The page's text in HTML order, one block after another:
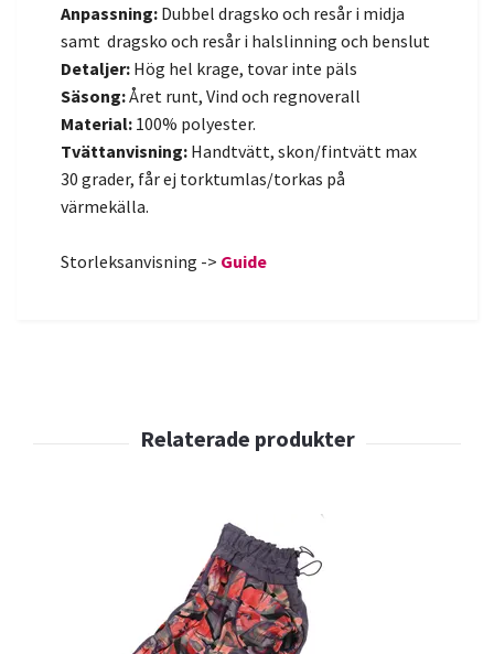
Anpassning: Dubbel dragsko och resår i midja
samt dragsko och resår i halslinning och benslut
Detaljer: Hög hel krage, tovar inte päls
Säsong:Året runt, Vind och regnoverall
Material: 100% polyester.
Tvättanvisning: Handtvätt, skon/fintvätt max
30 grader, får ej torktumlas/torkas på
värmekälla.
Storleksanvisning -> Guide